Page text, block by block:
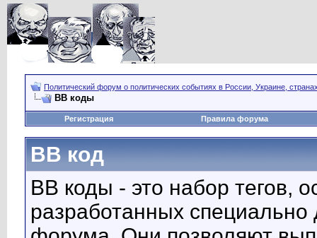
Политический форум о политических событиях в России, Украине,
BB коды
Регистрация Правила форума
BB код
BB коды - это набор тегов,
разработанных